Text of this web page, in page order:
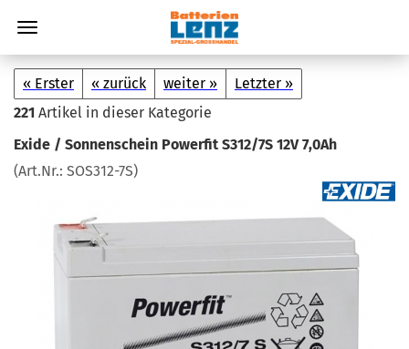
« Erster « zurück weiter »
Letzter »
221 Artikel in dieser Kategorie
Exide / Son­nen­schein Power­fit S312/7S 12V 7,0Ah
(Art.Nr.: SOS312-​7S)